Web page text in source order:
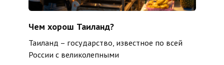
Чем хорош Таиланд?
Таиланд – государство, известное по всей
России с великолепными